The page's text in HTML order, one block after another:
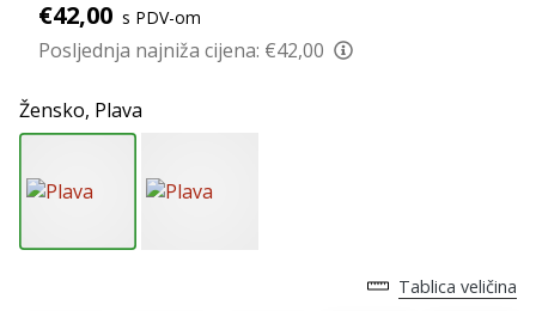
obuću,
odjeću
najboljih
marki
tržištu.
€42,00 s PDV-om
Posljednja najniža cijena: €42,00
Žensko, Plava
Tablica veličina